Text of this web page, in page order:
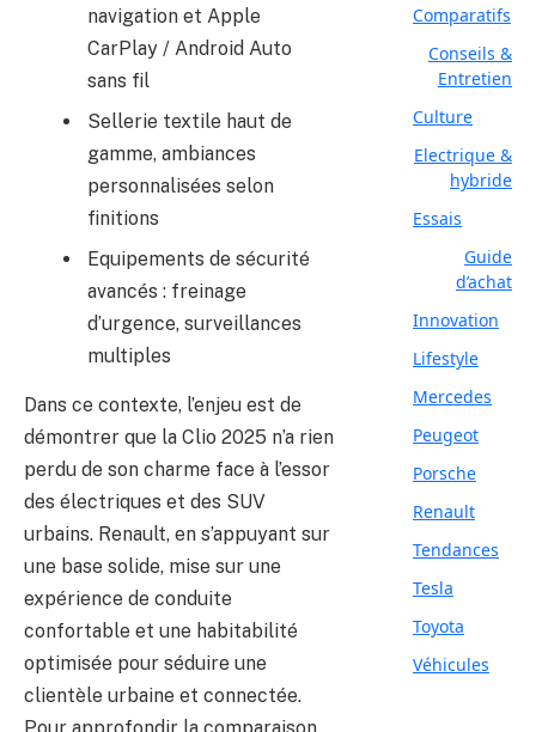
navigation et Apple
CarPlay / Android Auto
sans fil
Sellerie textile haut de
gamme, ambiances
personnalisées selon
finitions
Equipements de sécurité
avancés : freinage
d’urgence, surveillances
multiples
Dans ce contexte, l’enjeu est de
démontrer que la Clio 2025 n’a rien
perdu de son charme face à l’essor
des électriques et des SUV
urbains. Renault, en s’appuyant sur
une base solide, mise sur une
expérience de conduite
confortable et une habitabilité
optimisée pour séduire une
clientèle urbaine et connectée.
Comparatifs
Conseils &
Entretien
Culture
Electrique &
hybride
Essais
Guide
d’achat
Innovation
Lifestyle
Mercedes
Peugeot
Porsche
Renault
Tendances
Tesla
Toyota
Véhicules